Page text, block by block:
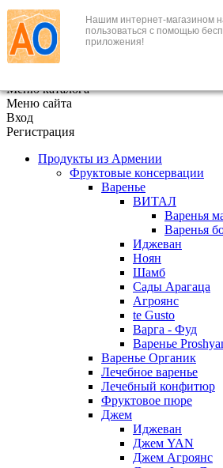
Нашим интернет-магазином
пользоваться с помощью
приложения!
+7 (495) 646-888-1
В корзине
Меню каталога
Меню сайта
Вход
Регистрация
Продукты из Армении
Фруктовые консервации
Варенье
ВИТАЛ
Варенья
Варенья
Иджеван
Ноян
Шамб
Сады Арагаца
Агроянс
te Gusto
Варга - Фуд
Варенье
Варенье Органик
Лечебное варенье
Лечебный конфитюр
Фруктовое пюре
Джем
Иджеван
Джем YAN
Джем Агроянс